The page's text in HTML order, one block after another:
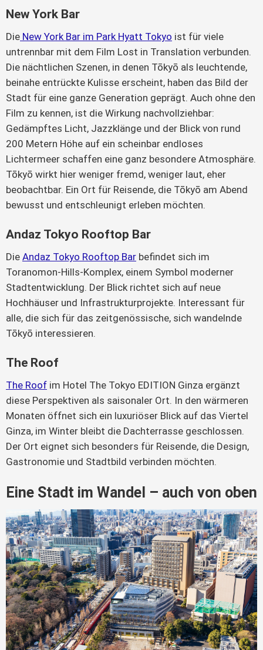
New York Bar
Die New York Bar im Park Hyatt Tokyo ist für viele
untrennbar mit dem Film Lost in Translation verbunden.
Die nächtlichen Szenen, in denen Tōkyō als leuchtende,
beinahe entrückte Kulisse erscheint, haben das Bild der
Stadt für eine ganze Generation geprägt. Auch ohne den
Film zu kennen, ist die Wirkung nachvollziehbar:
Gedämpftes Licht, Jazzklänge und der Blick von rund
200 Metern Höhe auf ein scheinbar endloses
Lichtermeer schaffen eine ganz besondere Atmosphäre.
Tōkyō wirkt hier weniger fremd, weniger laut, eher
beobachtbar. Ein Ort für Reisende, die Tōkyō am Abend
bewusst und entschleunigt erleben möchten.
Andaz Tokyo Rooftop Bar
Die Andaz Tokyo Rooftop Bar befindet sich im
Toranomon-Hills-Komplex, einem Symbol moderner
Stadtentwicklung. Der Blick richtet sich auf neue
Hochhäuser und Infrastrukturprojekte. Interessant für
alle, die sich für das zeitgenössische, sich wandelnde
Tōkyō interessieren.
The Roof
The Roof im Hotel The Tokyo EDITION Ginza ergänzt
diese Perspektiven als saisonaler Ort. In den wärmeren
Monaten öffnet sich ein luxuriöser Blick auf das Viertel
Ginza, im Winter bleibt die Dachterrasse geschlossen.
Der Ort eignet sich besonders für Reisende, die Design,
Gastronomie und Stadtbild verbinden möchten.
Eine Stadt im Wandel – auch von oben